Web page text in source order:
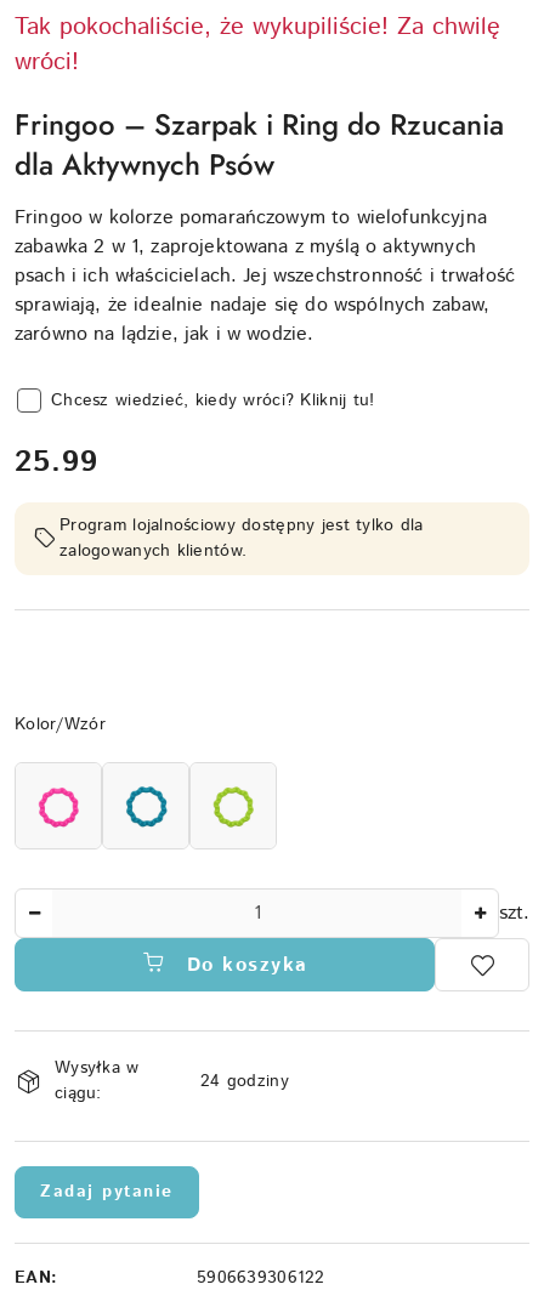
Tak pokochaliście, że wykupiliście! Za chwilę
wróci!
Fringoo – Szarpak i Ring do Rzucania
dla Aktywnych Psów
Fringoo w kolorze pomarańczowym to wielofunkcyjna
zabawka 2 w 1, zaprojektowana z myślą o aktywnych
psach i ich właścicielach. Jej wszechstronność i trwałość
sprawiają, że idealnie nadaje się do wspólnych zabaw,
zarówno na lądzie, jak i w wodzie.
Chcesz wiedzieć, kiedy wróci? Kliknij tu!
cena:
25.99
Program lojalnościowy dostępny jest tylko dla
zalogowanych klientów.
Wariant
Kolor/Wzór
szt.
Do koszyka
i
dostawa
Wysyłka w
ciągu:
24 godziny
Zadaj pytanie
EAN: 5906639306122